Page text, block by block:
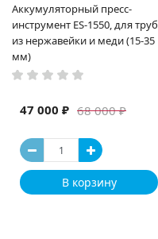
Аккумуляторный пресс-
инструмент ES-1550, для труб
из нержавейки и меди (15-35
мм)
68 000 ₽
47 000 ₽
В корзину